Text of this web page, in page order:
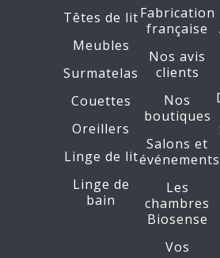
Têtes de lit
Meubles
Surmatelas
Couettes
Oreillers
Linge de lit
Linge de
bain
Fabrication
française
Nos avis
clients
Nos
boutiques
Salons et
événements
Les
chambres
Biosense
Vos